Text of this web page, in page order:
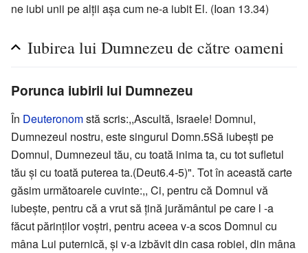
ne iubi unii pe alţii aşa cum ne-a iubit El. (Ioan 13.34)
Iubirea lui Dumnezeu de către oameni
Porunca iubirii lui Dumnezeu
În Deuteronomstă scris:,,Ascultă, Israele! Domnul,
Dumnezeul nostru, este singurul Domn.5Să iubeşti pe
Domnul, Dumnezeul tău, cu toată inima ta, cu tot sufletul
tău şi cu toată puterea ta.(Deut6.4-5)". Tot în această carte
găsim următoarele cuvinte:,, Ci, pentru că Domnul vă
iubeşte, pentru că a vrut să ţină jurământul pe care l -a
făcut părinţilor voştri, pentru aceea v-a scos Domnul cu
mâna Lui puternică, şi v-a izbăvit din casa robiei, din mâna